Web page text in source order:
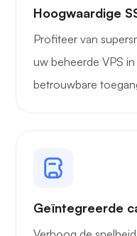
Hoogwaardige
Profiteer van
uw beheerde VPS
betrouwbare
Geïntegreerde